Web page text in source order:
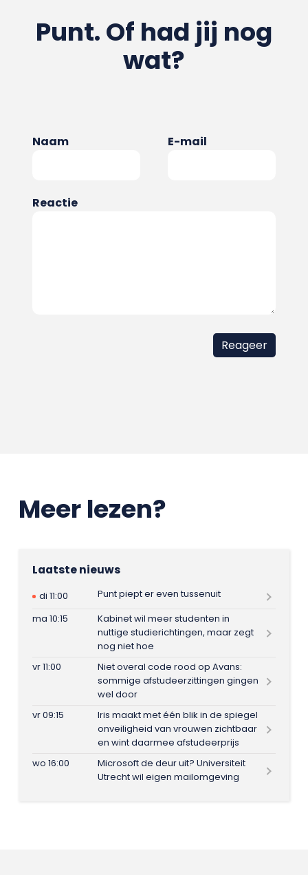
Punt. Of had jij nog
wat?
Naam E-mail
Reactie
Meer lezen?
Laatste nieuws
di 11:00
Punt piept er even tussenuit
ma 10:15
Kabinet wil meer studenten in
nuttige studierichtingen, maar zegt
nog niet hoe
vr 11:00
Niet overal code rood op Avans:
sommige afstudeerzittingen gingen
wel door
vr 09:15
Iris maakt met één blik in de spiegel
onveiligheid van vrouwen zichtbaar
en wint daarmee afstudeerprijs
wo 16:00
Microsoft de deur uit? Universiteit
Utrecht wil eigen mailomgeving